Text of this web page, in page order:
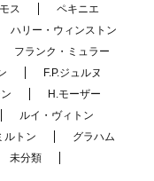
ス
ペキニエ
ハリー・ウィンストン
フランク・ミュラー
F.P.ジュルヌ
H.モーザー
ルイ・ヴィトン
ルトン
グラハム
未分類